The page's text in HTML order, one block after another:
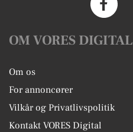
OM VORES DIGITAL
Om os
For annoncører
Vilkår og Privatlivspolitik
Kontakt VORES Digital